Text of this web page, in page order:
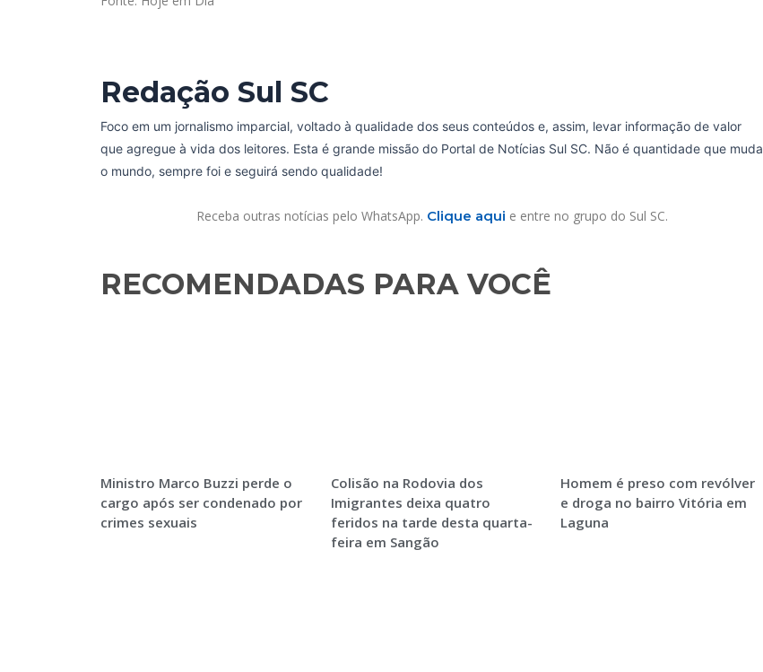
Redação Sul SC
Foco em um jornalismo imparcial, voltado à qualidade dos seus conteúdos e, assim, levar informação de valor
que agregue à vida dos leitores. Esta é grande missão do Portal de Notícias Sul SC. Não é quantidade que muda
o mundo, sempre foi e seguirá sendo qualidade!
Receba outras notícias pelo WhatsApp. Clique aqui e entre no grupo do Sul SC.
RECOMENDADAS PARA VOCÊ​
Ministro Marco Buzzi perde o
cargo após ser condenado por
crimes sexuais
Colisão na Rodovia dos
Imigrantes deixa quatro
feridos na tarde desta quarta-
feira em Sangão
Homem é preso com revólver
e droga no bairro Vitória em
Laguna